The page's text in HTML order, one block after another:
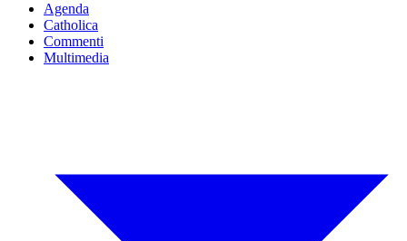
Agenda
Catholica
Commenti
Multimedia